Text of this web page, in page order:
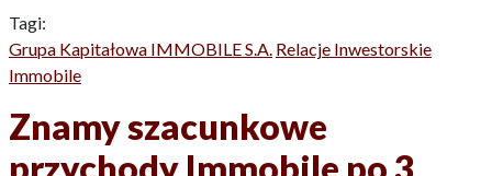
Tagi:
Grupa Kapitałowa IMMOBILE S.A. Relacje Inwestorskie
Immobile
Znamy szacunkowe